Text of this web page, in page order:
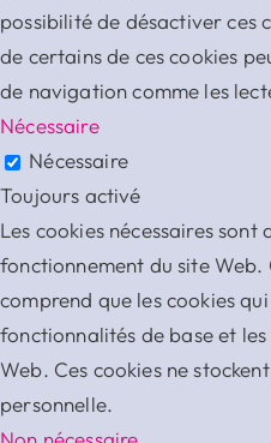
possibilité de désactiver ces
de certains de ces cookies
de navigation comme les
Nécessaire
Nécessaire
Toujours activé
Les cookies nécessaires
fonctionnement du site
comprend que les cookies
fonctionnalités de base et
Web. Ces cookies ne
personnelle.